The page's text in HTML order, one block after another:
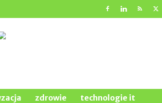
zdrowie technologie it